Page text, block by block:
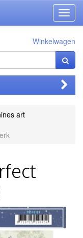
Winkelwagen
art